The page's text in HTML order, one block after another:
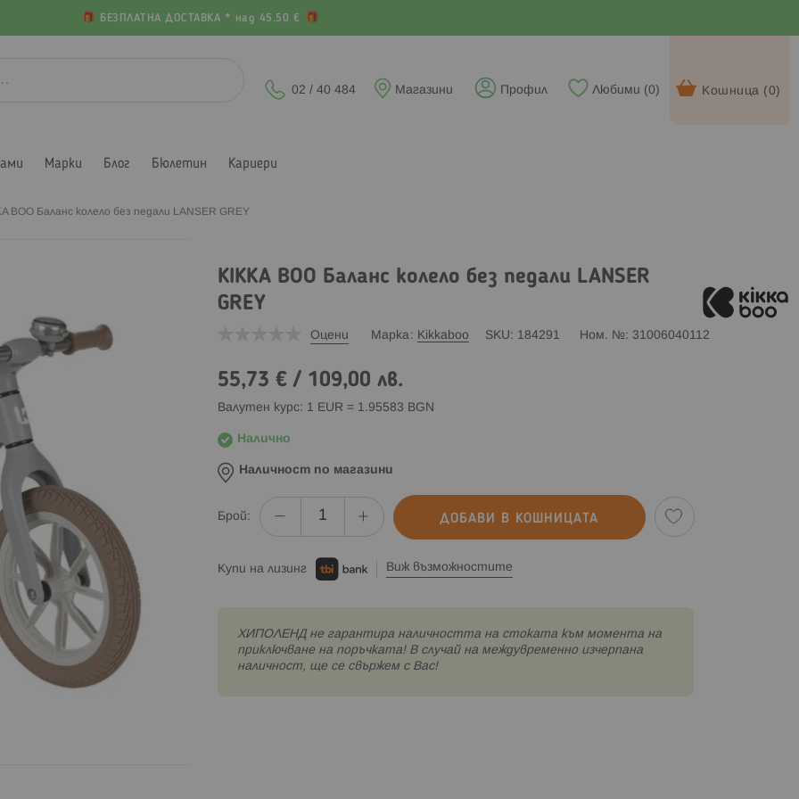
БЕЗПЛАТНА ДОСТАВКА * над 45.50 €
Кошница (0)
Любими (0)
Профил
Магазини
02 / 40 484
Марки Блог Бюлетин Кариери
BOO Баланс колело без педали LANSER GREY
KIKKA BOO Баланс колело без педали LANSER
GREY
Оцени Марка Kikkaboo SKU 184291 Ном. № 31006040112
55,73 €/ 109,00 лв.
Валутен курс: 1 EUR = 1.95583 BGN
Налично
Наличност по магазини
Брой: ДОБАВИ В КОШНИЦАТА
Купи на лизинг Виж възможностите
XИПОЛЕНД не гарантира наличността на стоката към момента на
приключване на поръчката! В случай на междувременно изчерпана
наличност, ще се свържем с Вас!